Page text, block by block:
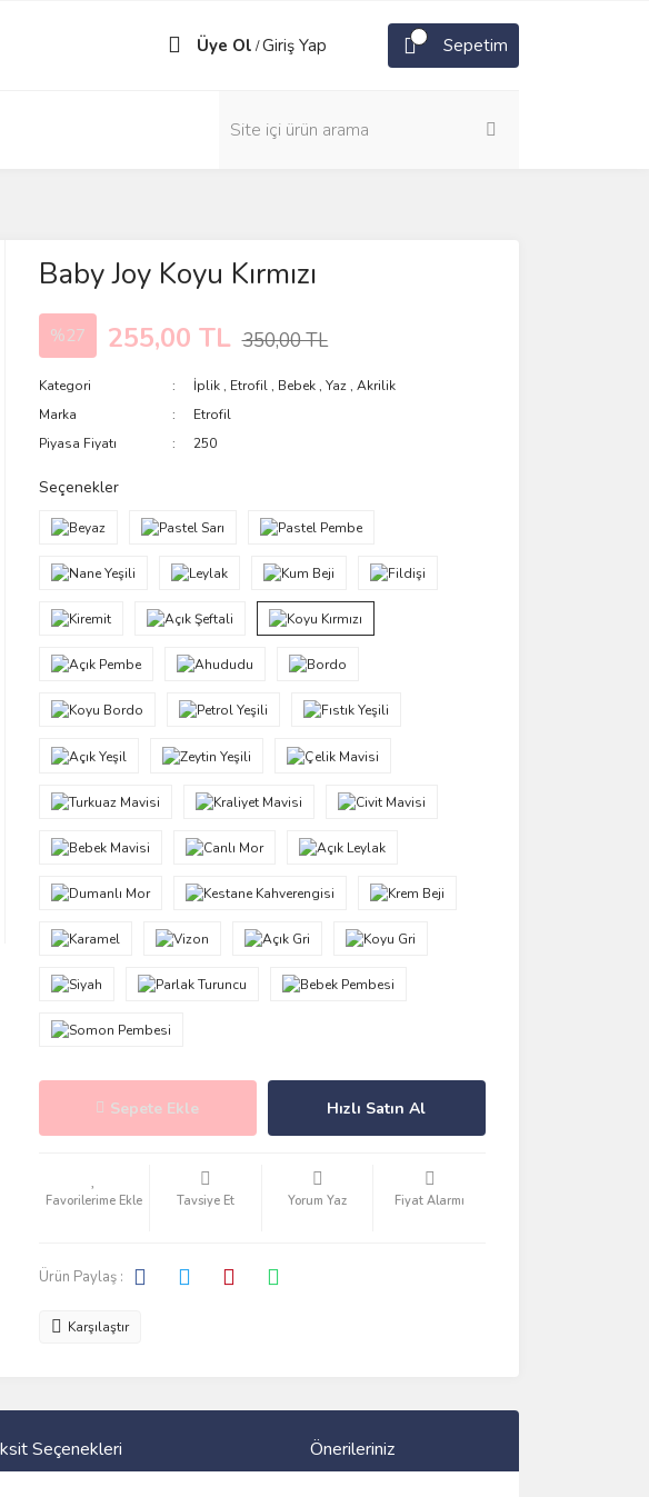
Üye Ol /Giriş Yap Sepetim
Baby Joy Koyu Kırmızı
%27 255,00 TL 350,00 TL
Kategori İplik , Etrofil, Bebek ,Yaz ,Akrilik
Marka
Etrofil
Piyasa Fiyatı
250
Seçenekler
Sepete Ekle Hızlı Satın Al
Tavsiye Et Yorum Yaz Fiyat Alarmı
Ürün Paylaş :
Karşılaştır
Seçenekleri Önerileriniz